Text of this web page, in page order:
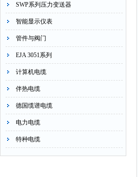
SWP系列压力变送器
智能显示仪表
管件与阀门
EJA 3051系列
计算机电缆
伴热电缆
德国缆谱电缆
电力电缆
特种电缆